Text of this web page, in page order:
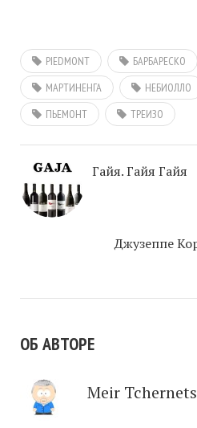
PIEDMONT БАРБАРЕСКО
МАРТИНЕНГА
НЕБИОЛЛО
ПЬЕМОНТ
ТРЕИЗО
Гайя. Гайя Гайя
Джузеппе
ОБ АВТОРЕ
Meir